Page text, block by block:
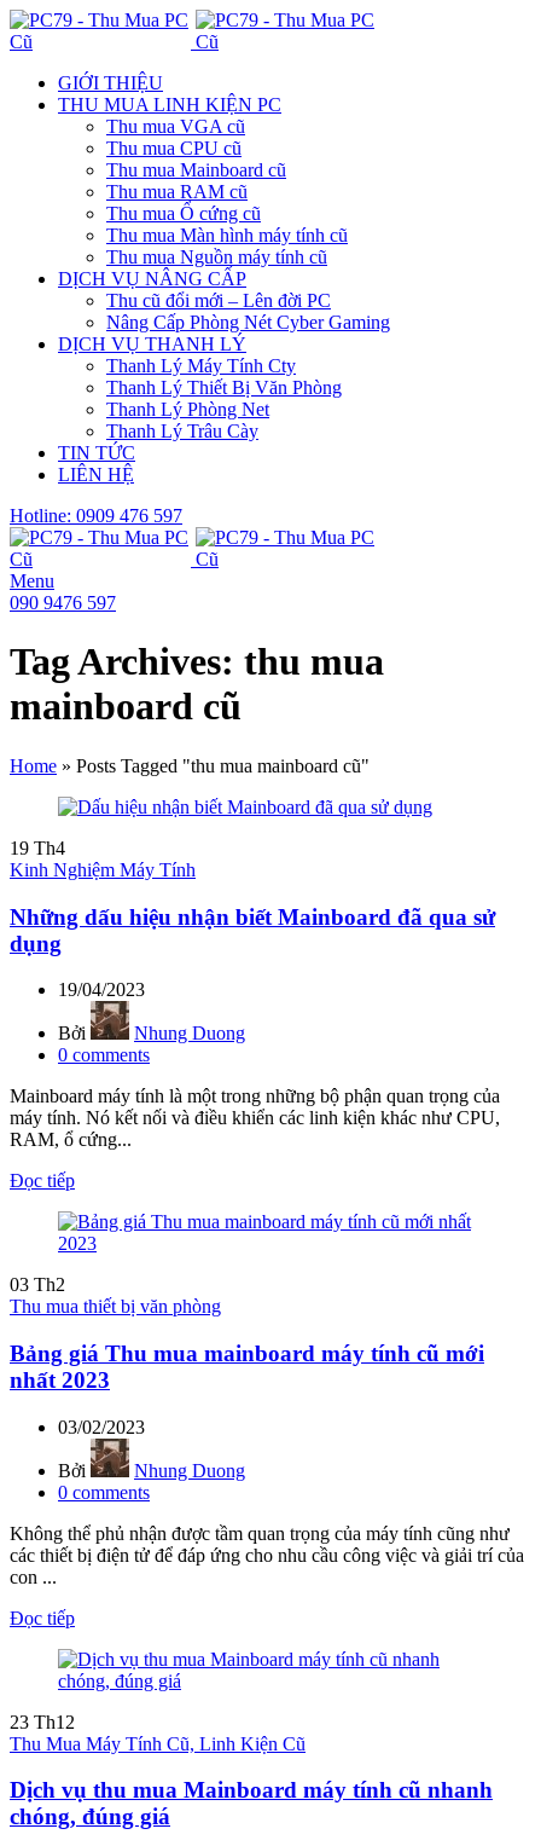
GIỚI THIỆU
THU MUA LINH KIỆN PC
Thu mua VGA cũ
Thu mua CPU cũ
Thu mua Mainboard cũ
Thu mua RAM cũ
Thu mua Ổ cứng cũ
Thu mua Màn hình máy tính cũ
Thu mua Nguồn máy tính cũ
DỊCH VỤ NÂNG CẤP
Thu cũ đổi mới – Lên đời PC
Nâng Cấp Phòng Nét Cyber Gaming
DỊCH VỤ THANH LÝ
Thanh Lý Máy Tính Cty
Thanh Lý Thiết Bị Văn Phòng
Thanh Lý Phòng Net
Thanh Lý Trâu Cày
TIN TỨC
LIÊN HỆ
Hotline: 0909 476 597
Menu
090 9476 597
Tag Archives: thu mua
mainboard cũ
Home » Posts Tagged "thu mua mainboard cũ"
19 Th4
Kinh Nghiệm Máy Tính
Những dấu hiệu nhận biết Mainboard đã qua sử
dụng
19/04/2023
Bởi
Nhung Duong
0 comments
Mainboard máy tính là một trong những bộ phận quan trọng của
máy tính. Nó kết nối và điều khiển các linh kiện khác như CPU,
RAM, ổ cứng...
Đọc tiếp
03 Th2
Thu mua thiết bị văn phòng
Bảng giá Thu mua mainboard máy tính cũ mới
nhất 2023
03/02/2023
Bởi
Nhung Duong
0 comments
Không thể phủ nhận được tầm quan trọng của máy tính cũng như
các thiết bị điện tử để đáp ứng cho nhu cầu công việc và giải trí của
con ...
Đọc tiếp
23 Th12
Thu Mua Máy Tính Cũ, Linh Kiện Cũ
Dịch vụ thu mua Mainboard máy tính cũ nhanh
chóng, đúng giá